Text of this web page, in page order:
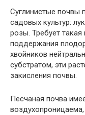
Суглинистые почвы
садовых культур:
розы. Требует
поддержания
хвойников
субстратом, эти
закисления почвы.
Песчаная почва